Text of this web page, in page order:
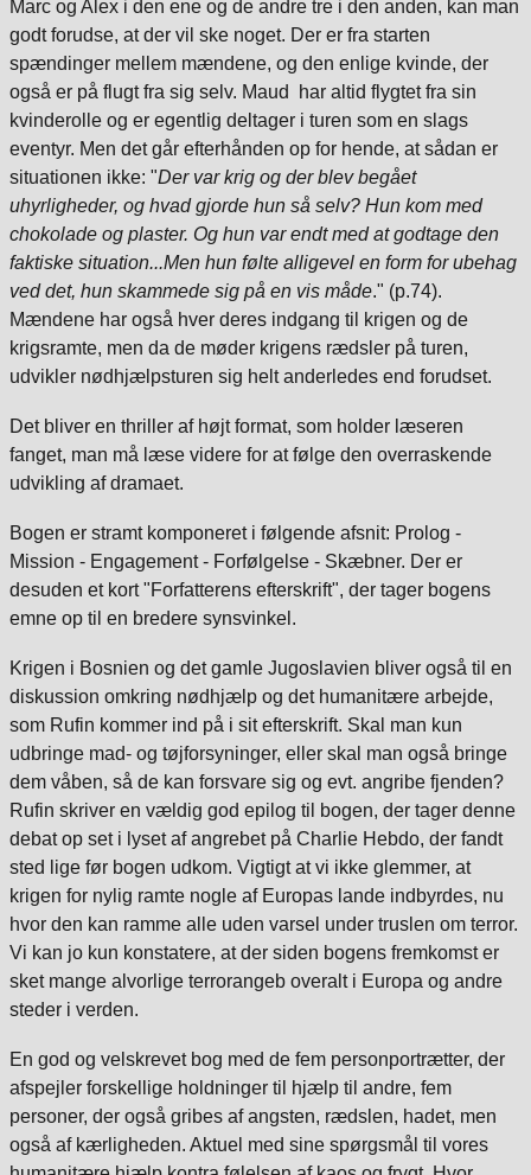
Marc og Alex i den ene og de andre tre i den anden, kan man
godt forudse, at der vil ske noget. Der er fra starten
spændinger mellem mændene, og den enlige kvinde, der
også er på flugt fra sig selv. Maud har altid flygtet fra sin
kvinderolle og er egentlig deltager i turen som en slags
eventyr. Men det går efterhånden op for hende, at sådan er
situationen ikke: "Der var krig og der blev begået
uhyrligheder, og hvad gjorde hun så selv? Hun kom med
chokolade og plaster. Og hun var endt med at godtage den
faktiske situation...Men hun følte alligevel en form for ubehag
ved det, hun skammede sig på en vis måde." (p.74).
Mændene har også hver deres indgang til krigen og de
krigsramte, men da de møder krigens rædsler på turen,
udvikler nødhjælpsturen sig helt anderledes end forudset.
Det bliver en thriller af højt format, som holder læseren
fanget, man må læse videre for at følge den overraskende
udvikling af dramaet.
Bogen er stramt komponeret i følgende afsnit: Prolog -
Mission - Engagement - Forfølgelse - Skæbner. Der er
desuden et kort "Forfatterens efterskrift", der tager bogens
emne op til en bredere synsvinkel.
Krigen i Bosnien og det gamle Jugoslavien bliver også til en
diskussion omkring nødhjælp og det humanitære arbejde,
som Rufin kommer ind på i sit efterskrift. Skal man kun
udbringe mad- og tøjforsyninger, eller skal man også bringe
dem våben, så de kan forsvare sig og evt. angribe fjenden?
Rufin skriver en vældig god epilog til bogen, der tager denne
debat op set i lyset af angrebet på Charlie Hebdo, der fandt
sted lige før bogen udkom. Vigtigt at vi ikke glemmer, at
krigen for nylig ramte nogle af Europas lande indbyrdes, nu
hvor den kan ramme alle uden varsel under truslen om terror.
Vi kan jo kun konstatere, at der siden bogens fremkomst er
sket mange alvorlige terrorangeb overalt i Europa og andre
steder i verden.
En god og velskrevet bog med de fem personportrætter, der
afspejler forskellige holdninger til hjælp til andre, fem
personer, der også gribes af angsten, rædslen, hadet, men
også af kærligheden. Aktuel med sine spørgsmål til vores